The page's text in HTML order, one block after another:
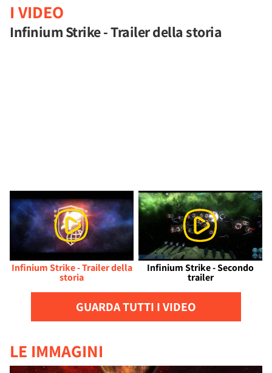
I VIDEO
Infinium Strike - Trailer della storia
Infinium Strike - Trailer della
storia
Infinium Strike - Secondo
trailer
GUARDA TUTTI I VIDEO
LE IMMAGINI